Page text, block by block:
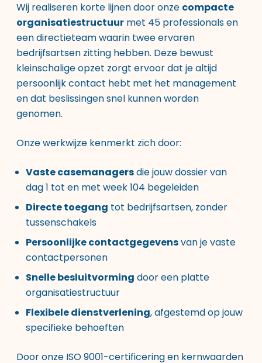
Wij realiseren korte lijnen door onze compacte
organisatiestructuur met 45 professionals en
een directieteam waarin twee ervaren
bedrijfsartsen zitting hebben. Deze bewust
kleinschalige opzet zorgt ervoor dat je altijd
persoonlijk contact hebt met het management
en dat beslissingen snel kunnen worden
genomen.
Onze werkwijze kenmerkt zich door:
Vaste casemanagersdie jouw dossier van
dag 1 tot en met week 104 begeleiden
Directe toegang tot bedrijfsartsen, zonder
tussenschakels
Persoonlijke contactgegevensvan je vaste
contactpersonen
Snelle besluitvorming door een platte
organisatiestructuur
Flexibele dienstverlening, afgestemd op jouw
specifieke behoeften
Door onze ISO 9001-certificering en kernwaarden